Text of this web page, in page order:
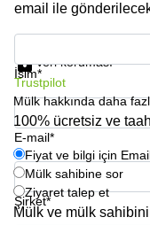
email ile
İsim*
E-mail*
Şirket*
Veri koruması
Trustpilot
Mülk hakkında daha
100% ücretsiz ve
Fiyat ve bilgi için
Mülk sahibine sor
Ziyaret talep et
Mülk ve mülk